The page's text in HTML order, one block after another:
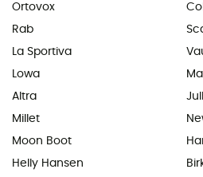
Ortovox
Rab
La Sportiva
Lowa
Altra
Millet
Moon Boot
Helly Hansen